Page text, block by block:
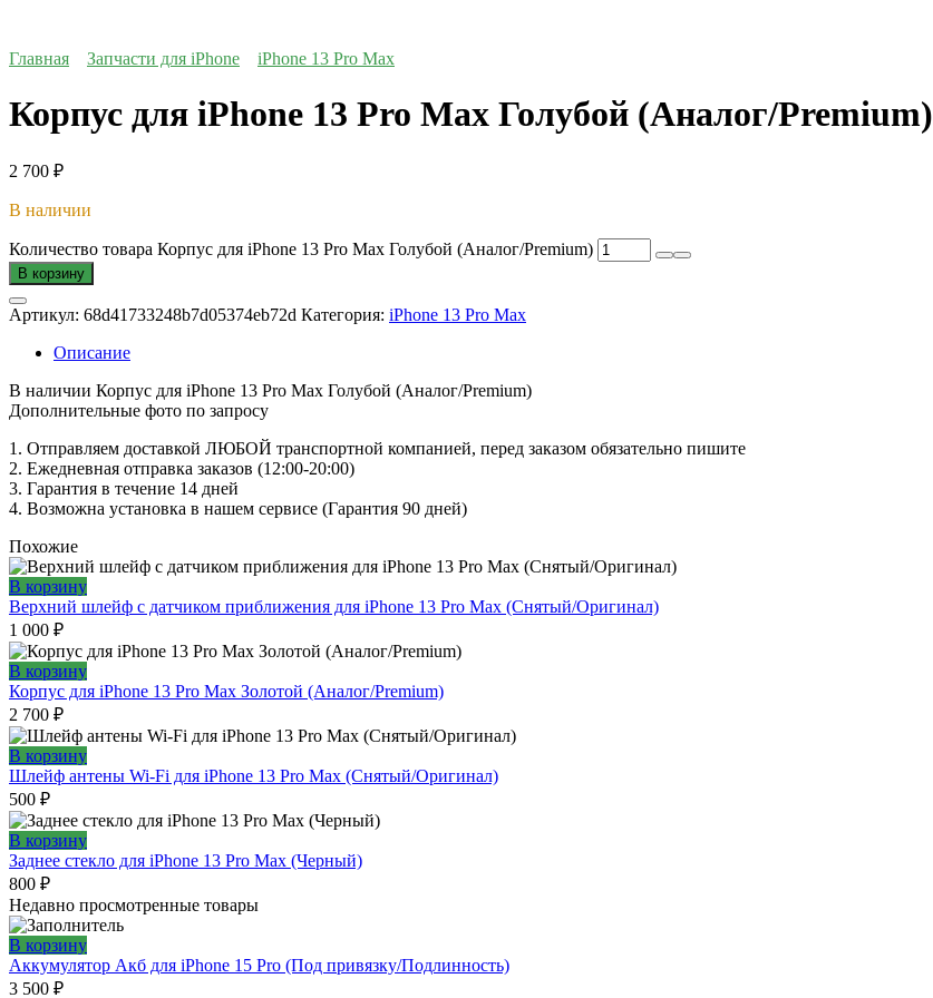
Главная Запчасти для iPhone iPhone 13 Pro Max
Корпус для iPhone 13 Pro Max Голубой (Аналог/Premium)
2 700 ₽
В наличии
Количество товара Корпус для iPhone 13 Pro Max Голубой (Аналог/Premium)
В корзину
Артикул: 68d41733248b7d05374eb72d Категория: iPhone 13 Pro Max
Описание
В наличии Корпус для iPhone 13 Pro Max Голубой (Аналог/Premium)
Дополнительные фото по запросу
1. Oтпpавляем доставкой ЛЮБОЙ транспортной компанией, перед заказом обязательно пишите
2. Ежедневная отправка заказов (12:00-20:00)
3. Гарантия в течение 14 дней
4. Возможна установка в нашем сервисе (Гарантия 90 дней)
Похожие
В корзину
Верхний шлейф с датчиком приближения для iPhone 13 Pro Max (Снятый/Оригинал)
1 000 ₽
В корзину
Корпус для iPhone 13 Pro Max Золотой (Аналог/Premium)
2 700 ₽
В корзину
Шлейф антены Wi-Fi для iPhone 13 Pro Max (Снятый/Оригинал)
500 ₽
В корзину
Заднее стекло для iPhone 13 Pro Max (Черный)
800 ₽
Недавно просмотренные товары
В корзину
Аккумулятор Акб для iPhone 15 Pro (Под привязку/Подлинность)
3 500 ₽